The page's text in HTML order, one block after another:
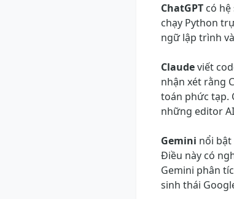
ChatGPT có
chạy Python
ngữ lập trình
Claudeviết
nhận xét rằng
toán phức tạp.
những editor
Gemini nổi
Điều này có
Gemini phân
sinh thái